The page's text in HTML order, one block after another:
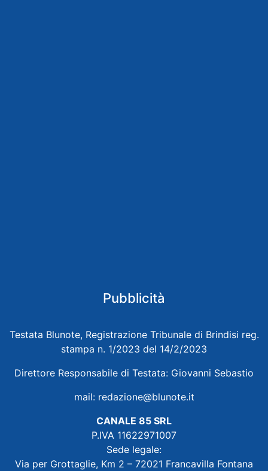
Pubblicità
Testata Blunote, Registrazione Tribunale di Brindisi reg.
stampa n. 1/2023 del 14/2/2023
Direttore Responsabile di Testata: Giovanni Sebastio
mail: redazione@blunote.it
CANALE 85 SRL
P.IVA 11622971007
Sede legale:
Via per Grottaglie, Km 2 – 72021 Francavilla Fontana